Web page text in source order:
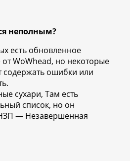
неполным?
есть обновленное
WoWhead, но некоторые
содержать ошибки или
сухари, Там есть
список, но он
— Незавершенная